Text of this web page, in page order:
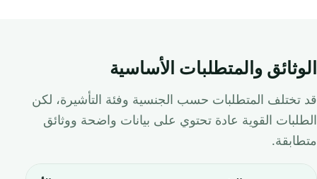
الوثائق والمتطلبات الأساسية
قد تختلف المتطلبات حسب الجنسية وفئة التأشيرة، لكن
الطلبات القوية عادة تحتوي على بيانات واضحة ووثائق
متطابقة.